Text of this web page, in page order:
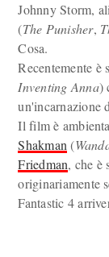
Johnny Storm,
(The Punisher,
Cosa.
Recentemente è
Inventing Anna)
un'incarnazione
Il film è
Shakman (
Friedman, che è
originariamente
Fantastic 4